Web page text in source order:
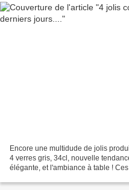
Encore une multidude de jolis
4 verres gris, 34cl, nouvelle
élégante, et l'ambiance à table !